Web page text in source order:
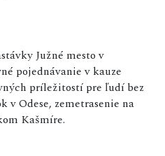
Južné mesto v
pojednávanie v kauze
príležitostí pre ľudí bez
v Odese, zemetrasenie na
Kašmíre.